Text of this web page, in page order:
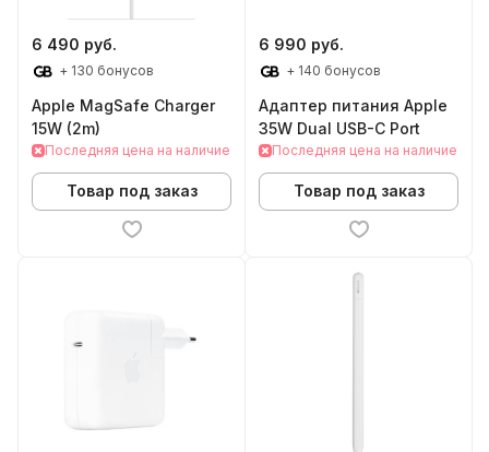
6 490 руб.
+ 130 бонусов
Apple MagSafe Charger
15W (2m)
Последняя цена на наличие
Товар под заказ
6 990 руб.
+ 140 бонусов
Адаптер питания Apple
35W Dual USB-C Port
Последняя цена на наличие
Товар под заказ